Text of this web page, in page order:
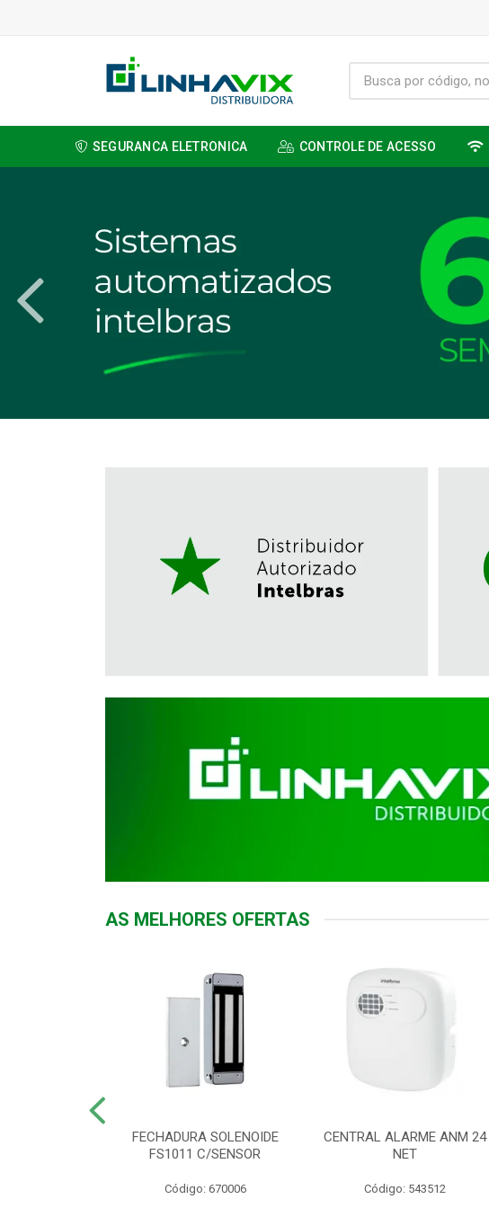
SEGURANCA ELETRONICA CONTROLE DE ACESSO
AS MELHORES OFERTAS
FECHADURA SOLENOIDE
FS1011 C/SENSOR
Código: 670006
CENTRAL ALARME ANM 24
NET
Código: 543512